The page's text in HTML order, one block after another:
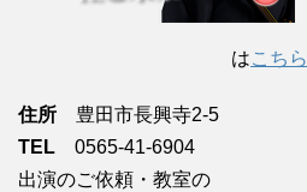
はこちら
住所 豊田市長興寺2-5
TEL 0565-41-6904
出演のご依頼・教室の